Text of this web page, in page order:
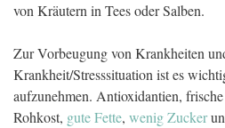
von Kräutern in Tees oder Salben.
Zur Vorbeugung von Krankheiten
Krankheit/Stresssituation ist es
aufzunehmen. Antioxidantien,
Rohkost, gute Fette, wenig Zucker